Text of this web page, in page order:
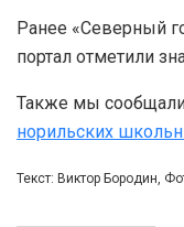
Ранее «Северный
портал отметили
Также мы
норильских
Текст: Виктор Бородин,